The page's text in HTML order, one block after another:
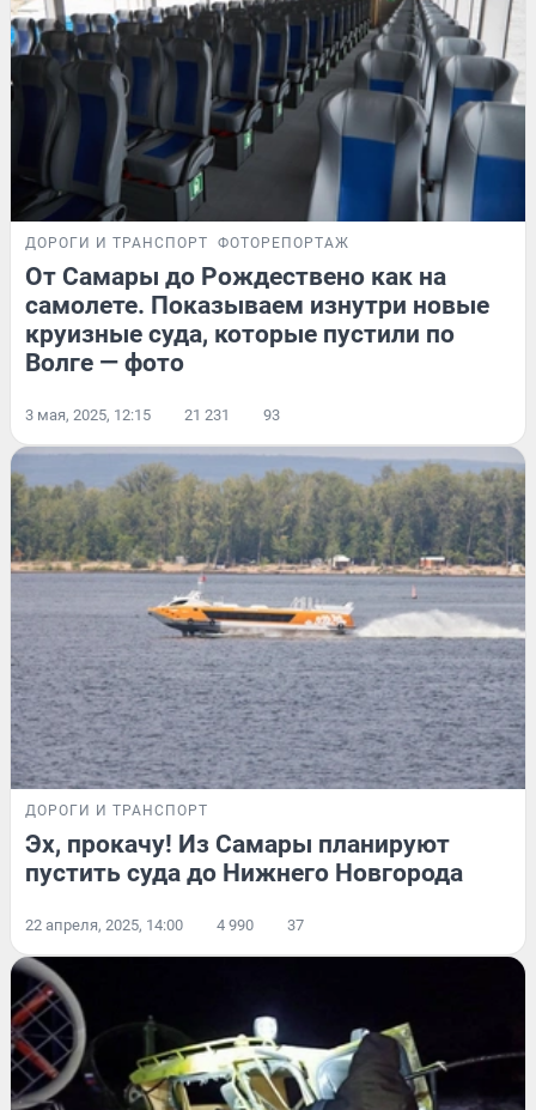
ДОРОГИ И ТРАНСПОРТ ФОТОРЕПОРТАЖ
От Самары до Рождествено как на
самолете. Показываем изнутри новые
круизные суда, которые пустили по
Волге — фото
3 мая, 2025, 12:15 21 231 93
ДОРОГИ И ТРАНСПОРТ
Эх, прокачу! Из Самары планируют
пустить суда до Нижнего Новгорода
22 апреля, 2025, 14:00 4 990 37